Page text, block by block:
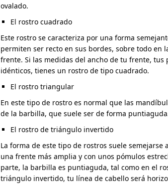
ovalado.
El rostro cuadrado
Este rostro se caracteriza por una forma
permiten ser recto en sus bordes, sobre todo en
frente. Si las medidas del ancho de tu frente,
idénticos, tienes un rostro de tipo cuadrado.
El rostro triangular
En este tipo de rostro es normal que las
de la barbilla, que suele ser de forma
El rostro de triángulo invertido
La forma de este tipo de rostros suele semejarse
una frente más amplia y con unos pómulos
parte, la barbilla es puntiaguda, tal como en el
triángulo invertido, tu línea de cabello será